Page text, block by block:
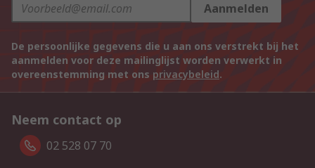
Aanmelden
De persoonlijke gegevens die u aan ons verstrekt bij het
aanmelden voor deze mailinglijst worden verwerkt in
overeenstemming met ons privacybeleid.
Neem contact op
02 528 07 70